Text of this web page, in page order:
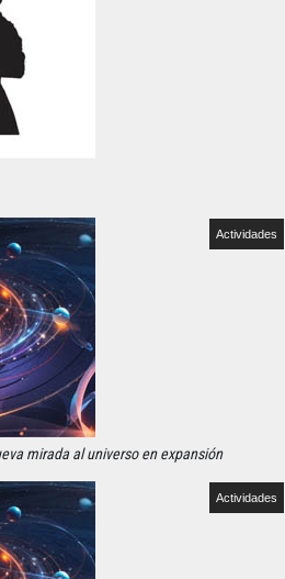
Actividades
mirada al universo en expansión
Actividades